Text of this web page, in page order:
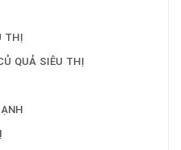
THỊ
QUẢ SIÊU THỊ